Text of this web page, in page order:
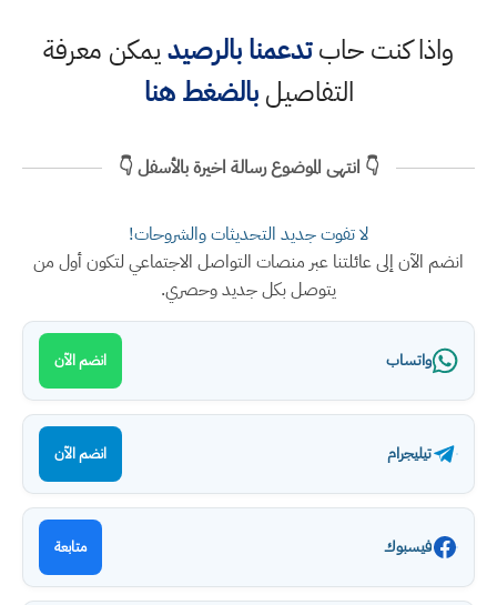
واذا كنت حابتدعمنا بالرصيديمكن معرفة
التفاصيلبالضغط هنا
👇 انتهى الموضوع رسالة اخيرة بالأسفل 👇
لا تفوت جديد التحديثات والشروحات!
انضم الآن إلى عائلتنا عبر منصات التواصل الاجتماعي لتكون أول من
يتوصل بكل جديد وحصري.
واتساب انضم الآن
تيليجرام انضم الآن
فيسبوك متابعة